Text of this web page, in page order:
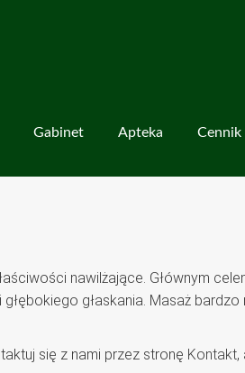
Gabinet Apteka Cennik
nawilżające. Głównym
głaskania. Masaż bardzo
się z nami przez stronę Kontakt,